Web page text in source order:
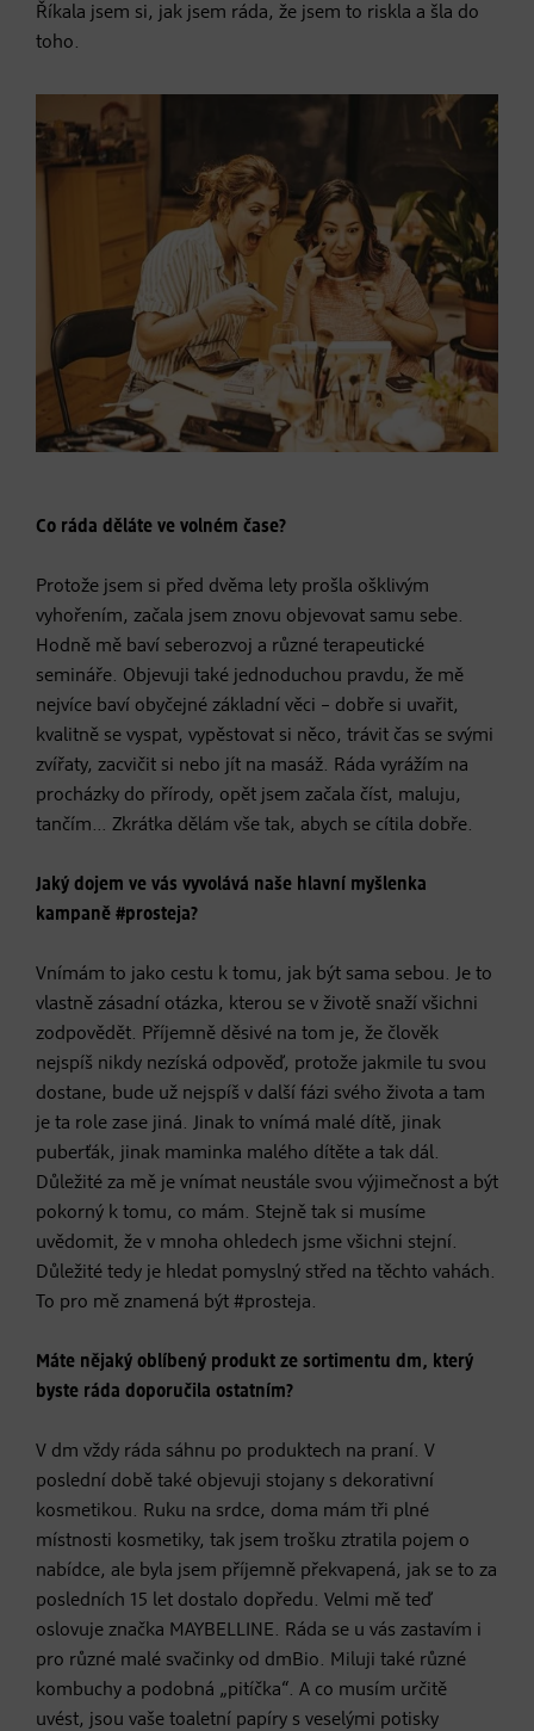
Říkala jsem si, jak jsem ráda, že jsem to riskla a šla do
toho.
Co ráda děláte ve volném čase?
Protože jsem si před dvěma lety prošla ošklivým
vyhořením, začala jsem znovu objevovat samu sebe.
Hodně mě baví seberozvoj a různé terapeutické
semináře. Objevuji také jednoduchou pravdu, že mě
nejvíce baví obyčejné základní věci – dobře si uvařit,
kvalitně se vyspat, vypěstovat si něco, trávit čas se svými
zvířaty, zacvičit si nebo jít na masáž. Ráda vyrážím na
procházky do přírody, opět jsem začala číst, maluju,
tančím… Zkrátka dělám vše tak, abych se cítila dobře.
Jaký dojem ve vás vyvolává naše hlavní myšlenka
kampaně #prosteja?
Vnímám to jako cestu k tomu, jak být sama sebou. Je to
vlastně zásadní otázka, kterou se v životě snaží všichni
zodpovědět. Příjemně děsivé na tom je, že člověk
nejspíš nikdy nezíská odpověď, protože jakmile tu svou
dostane, bude už nejspíš v další fázi svého života a tam
je ta role zase jiná. Jinak to vnímá malé dítě, jinak
puberťák, jinak maminka malého dítěte a tak dál.
Důležité za mě je vnímat neustále svou výjimečnost a být
pokorný k tomu, co mám. Stejně tak si musíme
uvědomit, že v mnoha ohledech jsme všichni stejní.
Důležité tedy je hledat pomyslný střed na těchto vahách.
To pro mě znamená být #prosteja.
Máte nějaký oblíbený produkt ze sortimentu dm, který
byste ráda doporučila ostatním?
V dm vždy ráda sáhnu po produktech na praní. V
poslední době také objevuji stojany s dekorativní
kosmetikou. Ruku na srdce, doma mám tři plné
místnosti kosmetiky, tak jsem trošku ztratila pojem o
nabídce, ale byla jsem příjemně překvapená, jak se to za
posledních 15 let dostalo dopředu. Velmi mě teď
oslovuje značka MAYBELLINE. Ráda se u vás zastavím i
pro různé malé svačinky od dmBio. Miluji také různé
kombuchy a podobná „pitíčka“. A co musím určitě
uvést, jsou vaše toaletní papíry s veselými potisky